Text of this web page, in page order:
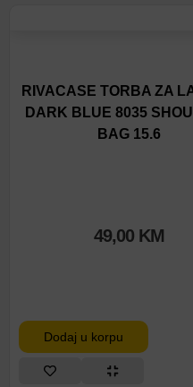
RIVACASE TORBA ZA
DARK BLUE 8035
BAG 15.6
49,00 KM
Dodaj u korpu